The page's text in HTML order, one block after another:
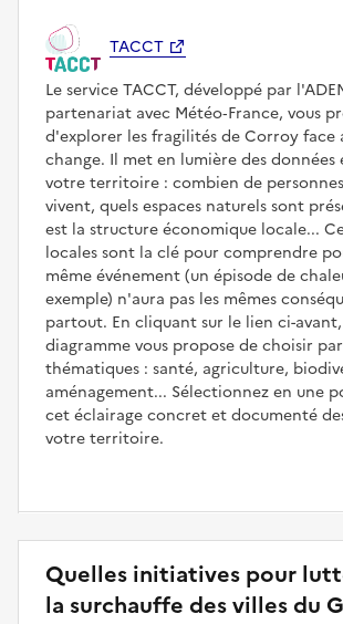
TACCT
Le service TACCT, développé par
partenariat avec Météo‑France, vous
d'explorer les fragilités de Corroy face
change. Il met en lumière des données
votre territoire : combien de
vivent, quels espaces naturels sont
est la structure économique locale...
locales sont la clé pour comprendre
même événement (un épisode de
exemple) n'aura pas les mêmes
partout. En cliquant sur le lien ci-
diagramme vous propose de choisir
thématiques : santé, agriculture,
aménagement... Sélectionnez en une
cet éclairage concret et documenté
votre territoire.
Quelles initiatives pour
la surchauffe des villes du